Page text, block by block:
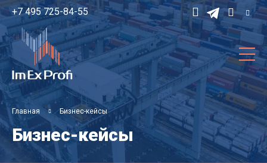
+7 495 725-84-55
Главная Бизнес-кейсы
Бизнес-кейсы